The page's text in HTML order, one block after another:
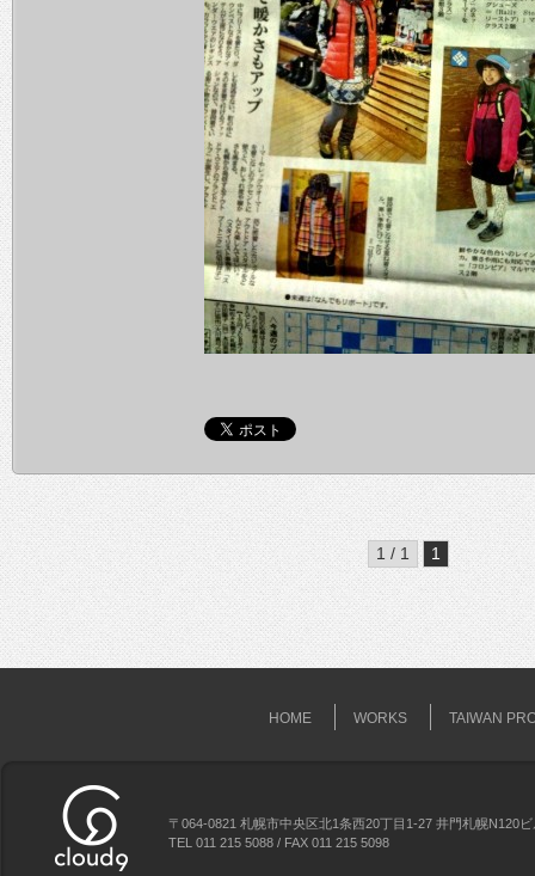
1 / 1 1
HOME WORKS TAIWAN
〒064-0821 札幌市中央区北1条西20丁目1-27 井門札幌N120
TEL 011 215 5088 / FAX 011 215 5098